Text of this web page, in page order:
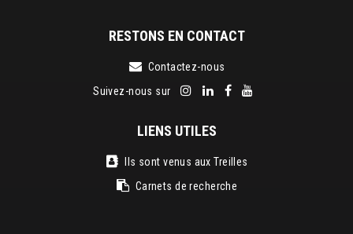
RESTONS EN CONTACT
Contactez-nous
Suivez-nous sur
LIENS UTILES
Ils sont venus aux Treilles
Carnets de recherche